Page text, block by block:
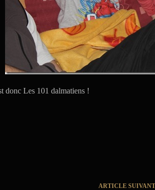
donc Les 101 dalmatiens !
ARTICLE SUIVANT